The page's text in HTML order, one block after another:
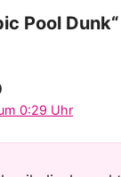
Pool Dunk“
0:29 Uhr